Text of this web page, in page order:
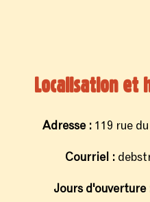
Localisation et
Adresse : 119 rue
Courriel :
Jours d'ouverture